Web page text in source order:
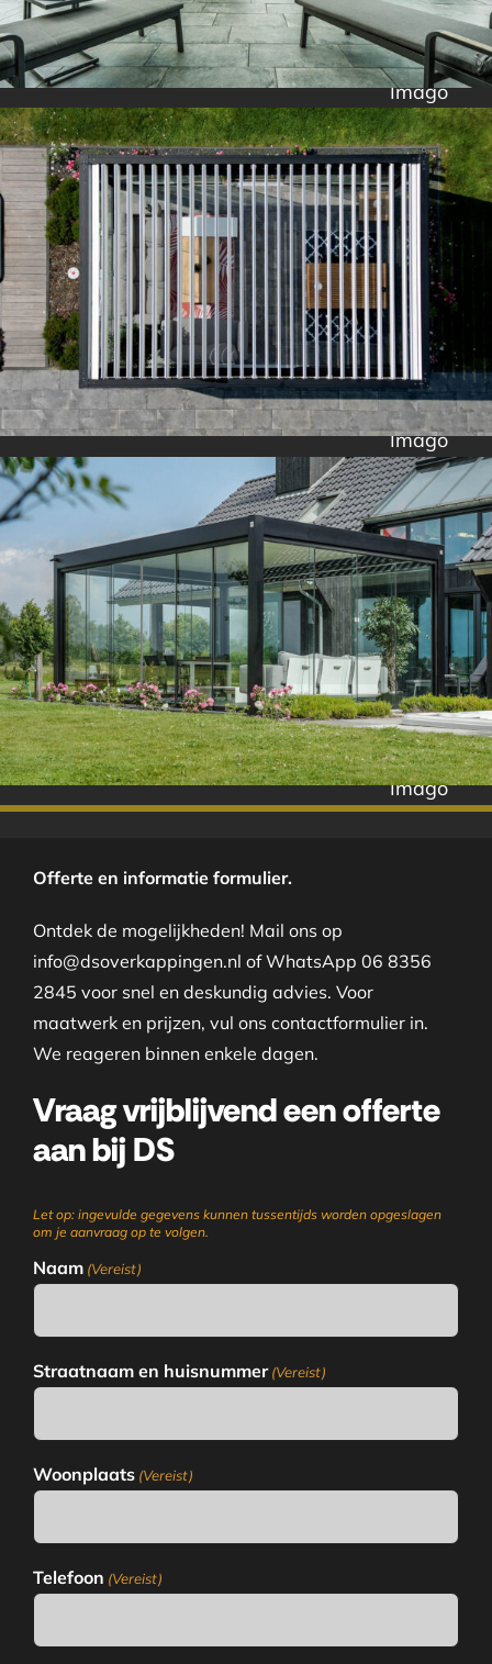
Imago
Imago
Imago
Offerte en informatie formulier.
Ontdek de mogelijkheden! Mail ons op
info@dsoverkappingen.nl of WhatsApp 06 8356
2845 voor snel en deskundig advies. Voor
maatwerk en prijzen, vul ons contactformulier in.
We reageren binnen enkele dagen.
Vraag vrijblijvend een offerte
aan bij DS
Let op: ingevulde gegevens kunnen tussentijds worden opgeslagen
om je aanvraag op te volgen.
Naam (Vereist)
Straatnaam en huisnummer (Vereist)
Woonplaats (Vereist)
Telefoon (Vereist)